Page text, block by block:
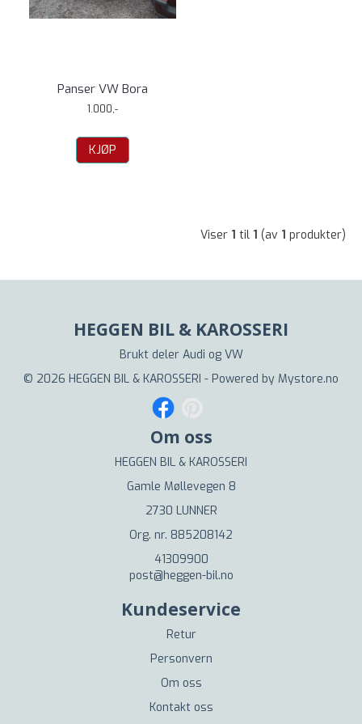
Panser VW Bora
1.000,-
KJØP
Viser 1 til 1 (av 1 produkter)
HEGGEN BIL & KAROSSERI
Brukt deler Audi og VW
© 2026 HEGGEN BIL & KAROSSERI - Powered by Mystore.no
Om oss
HEGGEN BIL & KAROSSERI
Gamle Møllevegen 8
2730 LUNNER
Org. nr. 885208142
41309900
post@heggen-bil.no
Kundeservice
Retur
Personvern
Om oss
Kontakt oss